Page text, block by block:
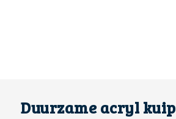
Duurzame acryl kuip